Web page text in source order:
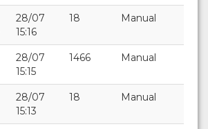
28/07
15:16
18 Manual
28/07
15:15
1466 Manual
28/07
15:13
18 Manual